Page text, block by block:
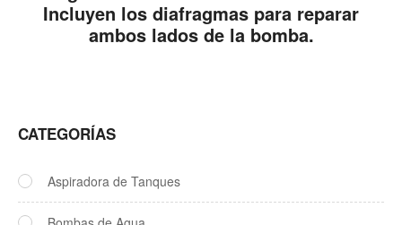
Incluyen los diafragmas para reparar
ambos lados de la bomba.
CATEGORÍAS
Aspiradora de Tanques